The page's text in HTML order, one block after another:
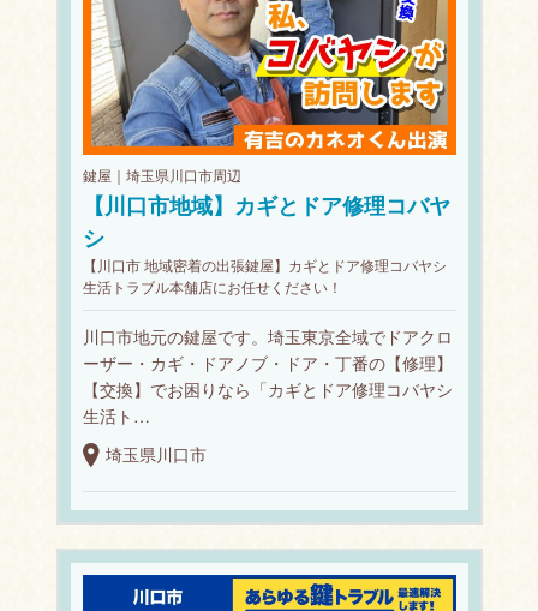
鍵屋｜埼玉県川口市周辺
【川口市地域】カギとドア修理コバヤ
シ
【川口市 地域密着の出張鍵屋】カギとドア修理コバヤシ
生活トラブル本舗店にお任せください！
川口市地元の鍵屋です。埼玉東京全域でドアクロ
ーザー・カギ・ドアノブ・ドア・丁番の【修理】
【交換】でお困りなら「カギとドア修理コバヤシ
生活ト…
埼玉県川口市